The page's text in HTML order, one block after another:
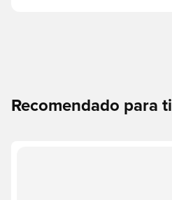
Recomendado para ti